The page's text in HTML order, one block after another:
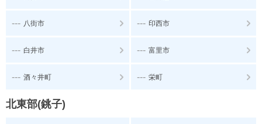
--- 八街市 --- 印西市
--- 白井市 --- 富里市
--- 酒々井町 --- 栄町
北東部(銚子)